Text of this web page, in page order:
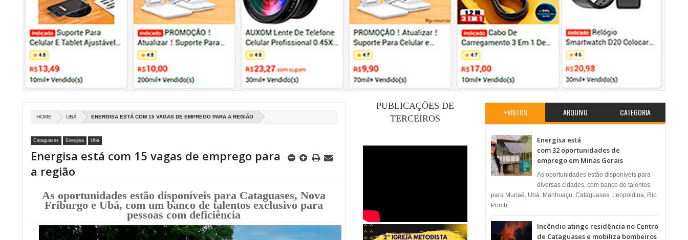
HOME UBÁ ENERGISA ESTÁ COM 15 VAGAS DE EMPREGO PARA A REGIÃO
Cataguases Energisa Ubá
Energisa está com 15 vagas de emprego para
a região
As oportunidades estão disponíveis para Cataguases, Nova
Friburgo e Ubá, com um banco de talentos exclusivo para
pessoas com deficiência
+VISTOS ARQUIVO CATEGORIA
Energisa está
com 32 oportunidades de
emprego em Minas Gerais
As oportunidades estão disponíveis para
diversas cidades, com banco de talentos
para Muriaé, Ubá, Manhuaçu, Cataguases, Leopoldina, Rio
Pomb...
Incêndio atinge residência no Centro
de Cataguases e mobiliza bombeiros
PUBLICAÇÕES DE
TERCEIROS